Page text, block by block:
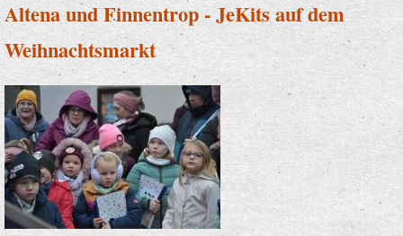
Altena und Finnentrop - JeKits auf dem
Weihnachtsmarkt